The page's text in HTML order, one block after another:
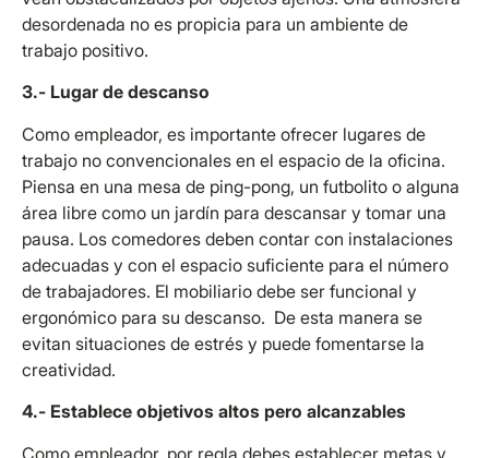
desordenada no es propicia para un ambiente de
trabajo positivo.
3.- Lugar de descanso
Como empleador, es importante ofrecer lugares de
trabajo no convencionales en el espacio de la oficina.
Piensa en una mesa de ping-pong, un futbolito o alguna
área libre como un jardín para descansar y tomar una
pausa. Los comedores deben contar con instalaciones
adecuadas y con el espacio suficiente para el número
de trabajadores. El mobiliario debe ser funcional y
ergonómico para su descanso. De esta manera se
evitan situaciones de estrés y puede fomentarse la
creatividad.
4.- Establece objetivos altos pero alcanzables
Como empleador, por regla debes establecer metas y